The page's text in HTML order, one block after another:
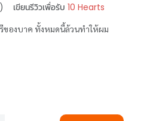
เขียนรีวิวเพื่อรับ 10 Hearts
ของบาค ทั้งหมดนี้ล้วนทำให้ผม